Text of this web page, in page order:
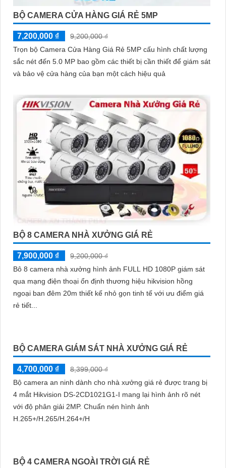
BỘ CAMERA CỬA HÀNG GIÁ RẺ 5MP
7,200,000 ₫
9,200,000 ₫
Trọn bộ Camera Cửa Hàng Giá Rẻ 5MP cấu hình chất lượng
sắc nét đến 5.0 MP bao gồm các thiết bị cần thiết để giám sát
và bảo vệ cửa hàng của bạn một cách hiệu quả
BỘ 8 CAMERA NHÀ XƯỞNG GIÁ RẺ
7,900,000 ₫
9,200,000 ₫
Bô 8 camera nhà xưởng hình ảnh FULL HD 1080P giám sát
qua mạng điện thoại ổn định thương hiệu hikvision hồng
ngoại ban đêm 20m thiết kế nhỏ gọn tinh tế với ưu điểm giá
rẻ tiết...
BỘ CAMERA GIÁM SÁT NHÀ XƯỞNG GIÁ RẺ
4,700,000 ₫
8,399,000 ₫
Bộ camera an ninh dành cho nhà xưởng giá rẻ được trang bị
4 mắt Hikvision DS-2CD1021G1-I mang lại hình ảnh rõ nét
với độ phân giải 2MP. Chuẩn nén hình ảnh
H.265+/H.265/H.264+/H
BỘ 4 CAMERA NGOÀI TRỜI GIÁ RẺ